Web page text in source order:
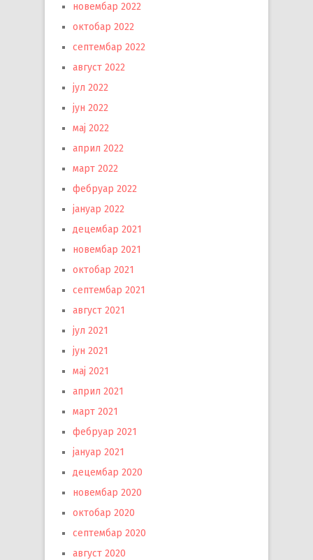
новембар 2022
октобар 2022
септембар 2022
август 2022
јул 2022
јун 2022
мај 2022
април 2022
март 2022
фебруар 2022
јануар 2022
децембар 2021
новембар 2021
октобар 2021
септембар 2021
август 2021
јул 2021
јун 2021
мај 2021
април 2021
март 2021
фебруар 2021
јануар 2021
децембар 2020
новембар 2020
октобар 2020
септембар 2020
август 2020